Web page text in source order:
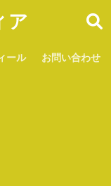
ア
ール お問い合わせ